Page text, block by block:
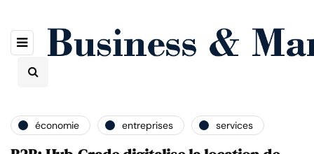
économie entreprises services